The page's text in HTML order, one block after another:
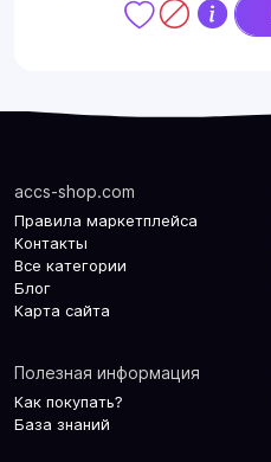
accs-shop.com
Правила маркетплейса
Контакты
Все категории
Блог
Карта сайта
Полезная информация
Как покупать?
База знаний